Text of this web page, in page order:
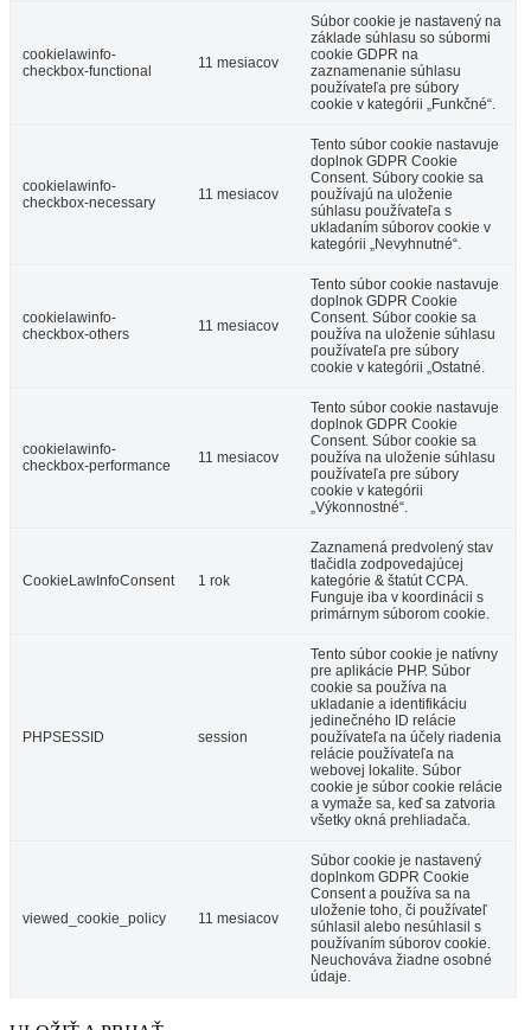
cookielawinfo-
checkbox-functional
11 mesiacov
Súbor cookie je nastavený na
základe súhlasu so súbormi
cookie GDPR na
zaznamenanie súhlasu
používateľa pre súbory
cookie v kategórii „Funkčné“.
cookielawinfo-
checkbox-necessary
11 mesiacov
Tento súbor cookie nastavuje
doplnok GDPR Cookie
Consent. Súbory cookie sa
používajú na uloženie
súhlasu používateľa s
ukladaním súborov cookie v
kategórii „Nevyhnutné“.
cookielawinfo-
checkbox-others
11 mesiacov
Tento súbor cookie nastavuje
doplnok GDPR Cookie
Consent. Súbor cookie sa
používa na uloženie súhlasu
používateľa pre súbory
cookie v kategórii „Ostatné.
cookielawinfo-
checkbox-performance
11 mesiacov
Tento súbor cookie nastavuje
doplnok GDPR Cookie
Consent. Súbor cookie sa
používa na uloženie súhlasu
používateľa pre súbory
cookie v kategórii
„Výkonnostné“.
CookieLawInfoConsent 1 rok
Zaznamená predvolený stav
tlačidla zodpovedajúcej
kategórie & štatút CCPA.
Funguje iba v koordinácii s
primárnym súborom cookie.
PHPSESSID session
Tento súbor cookie je natívny
pre aplikácie PHP. Súbor
cookie sa používa na
ukladanie a identifikáciu
jedinečného ID relácie
používateľa na účely riadenia
relácie používateľa na
webovej lokalite. Súbor
cookie je súbor cookie relácie
a vymaže sa, keď sa zatvoria
všetky okná prehliadača.
viewed_cookie_policy 11 mesiacov
Súbor cookie je nastavený
doplnkom GDPR Cookie
Consent a používa sa na
uloženie toho, či používateľ
súhlasil alebo nesúhlasil s
používaním súborov cookie.
Neuchováva žiadne osobné
údaje.